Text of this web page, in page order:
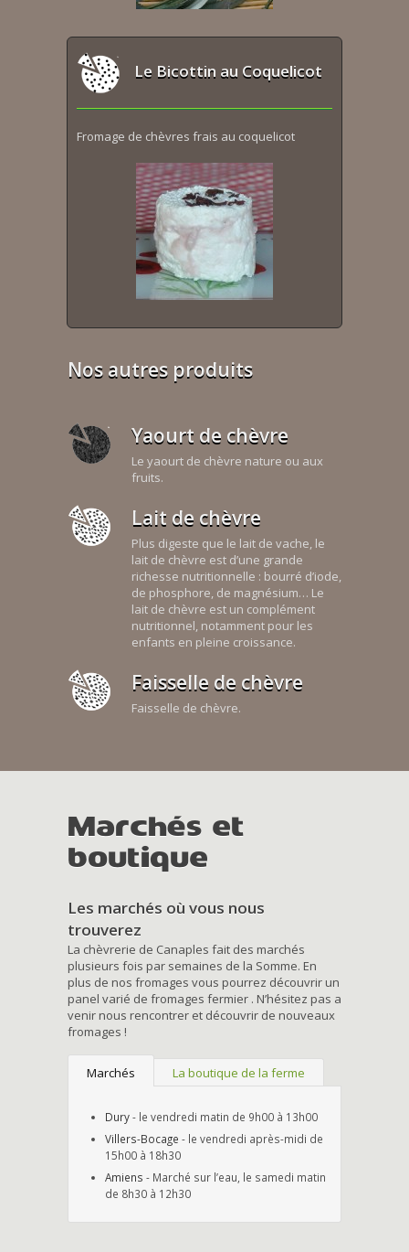
Le Bicottin au Coquelicot
Fromage de chèvres frais au coquelicot
Nos autres produits
Yaourt de chèvre
Le yaourt de chèvre nature ou aux
fruits.
Lait de chèvre
Plus digeste que le lait de vache, le
lait de chèvre est d’une grande
richesse nutritionnelle : bourré d’iode,
de phosphore, de magnésium… Le
lait de chèvre est un complément
nutritionnel, notamment pour les
enfants en pleine croissance.
Faisselle de chèvre
Faisselle de chèvre.
Marchés et
boutique
Les marchés où vous nous
trouverez
La chèvrerie de Canaples fait des marchés
plusieurs fois par semaines de la Somme. En
plus de nos fromages vous pourrez découvrir un
panel varié de fromages fermier . N’hésitez pas a
venir nous rencontrer et découvrir de nouveaux
fromages !
Marchés La boutique de la ferme
Dury- le vendredi matin de 9h00 à 13h00
Villers-Bocage - le vendredi après-midi de
15h00 à 18h30
Amiens - Marché sur l’eau, le samedi matin
de 8h30 à 12h30